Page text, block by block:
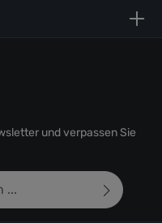
und verpassen Sie